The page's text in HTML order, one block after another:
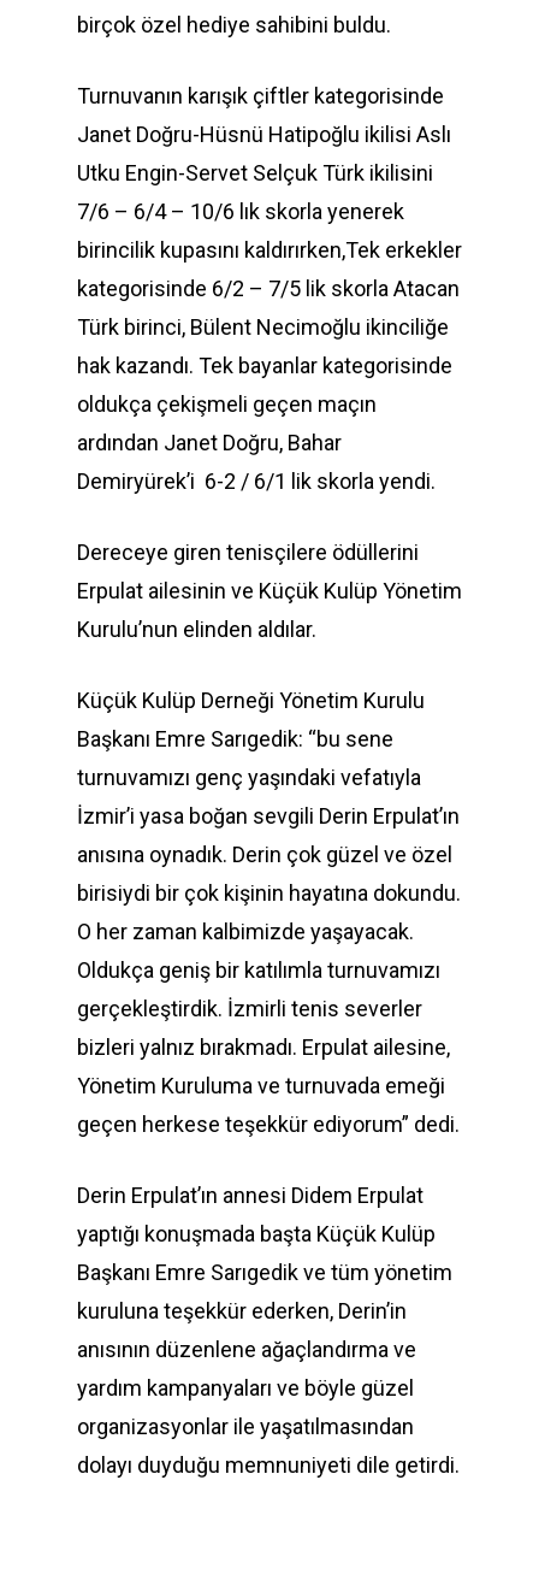
birçok özel hediye sahibini buldu.
Turnuvanın karışık çiftler kategorisinde
Janet Doğru-Hüsnü Hatipoğlu ikilisi Aslı
Utku Engin-Servet Selçuk Türk ikilisini
7/6 – 6/4 – 10/6 lık skorla yenerek
birincilik kupasını kaldırırken,Tek erkekler
kategorisinde 6/2 – 7/5 lik skorla Atacan
Türk birinci, Bülent Necimoğlu ikinciliğe
hak kazandı. Tek bayanlar kategorisinde
oldukça çekişmeli geçen maçın
ardından Janet Doğru, Bahar
Demiryürek’i 6-2 / 6/1 lik skorla yendi.
Dereceye giren tenisçilere ödüllerini
Erpulat ailesinin ve Küçük Kulüp Yönetim
Kurulu’nun elinden aldılar.
Küçük Kulüp Derneği Yönetim Kurulu
Başkanı Emre Sarıgedik: “bu sene
turnuvamızı genç yaşındaki vefatıyla
İzmir’i yasa boğan sevgili Derin Erpulat’ın
anısına oynadık. Derin çok güzel ve özel
birisiydi bir çok kişinin hayatına dokundu.
O her zaman kalbimizde yaşayacak.
Oldukça geniş bir katılımla turnuvamızı
gerçekleştirdik. İzmirli tenis severler
bizleri yalnız bırakmadı. Erpulat ailesine,
Yönetim Kuruluma ve turnuvada emeği
geçen herkese teşekkür ediyorum” dedi.
Derin Erpulat’ın annesi Didem Erpulat
yaptığı konuşmada başta Küçük Kulüp
Başkanı Emre Sarıgedik ve tüm yönetim
kuruluna teşekkür ederken, Derin’in
anısının düzenlene ağaçlandırma ve
yardım kampanyaları ve böyle güzel
organizasyonlar ile yaşatılmasından
dolayı duyduğu memnuniyeti dile getirdi.